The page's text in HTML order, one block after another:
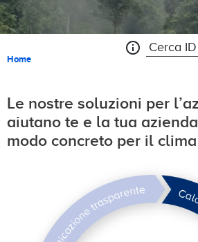
Briciole di pane
Home
Le nostre soluzioni per
aiutano te e la tua
modo concreto per il clima
info
Search ID Tracking